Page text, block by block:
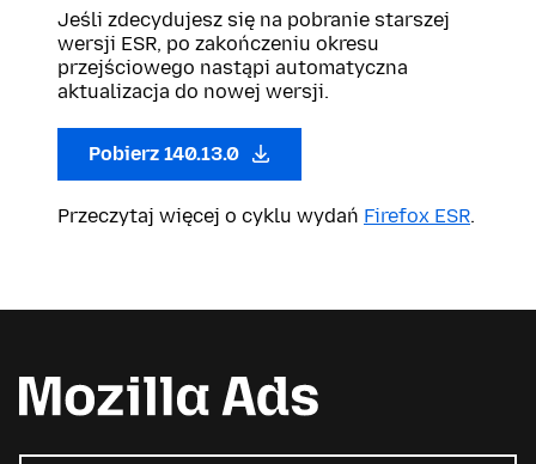
Jeśli zdecydujesz się na pobranie starszej
wersji ESR, po zakończeniu okresu
przejściowego nastąpi automatyczna
aktualizacja do nowej wersji.
Pobierz 140.13.0
Przeczytaj więcej o cyklu wydań Firefox ESR.